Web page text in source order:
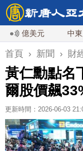
美元 中東局勢動
首頁 › 新聞 › 財
黃仁勳點名
爾股價飆
更新時間：2026-06-03